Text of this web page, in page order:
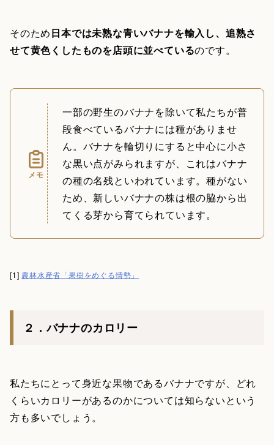
そのため日本では未熟な青いバナナを輸入し、追熟さ
せて黄色くしたものを店頭に並べているのです。
メモ
一部の野生のバナナを除いて私たちが普
段食べているバナナには種がありませ
ん。バナナを輪切りにすると中心に小さ
な黒い点がみられますが、これはバナナ
の種の名残といわれています。種がない
ため、新しいバナナの株は根の脇から出
てくる芽から育てられています。
[1] 農林水産省「果樹をめぐる情勢」
２．バナナのカロリー
私たちにとって身近な果物であるバナナですが、どれ
くらいカロリーがあるのかについては知らないという
方も多いでしょう。